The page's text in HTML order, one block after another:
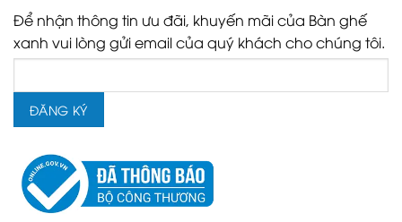
Để nhận thông tin ưu đãi, khuyến mãi của Bàn ghế
xanh vui lòng gửi email của quý khách cho chúng tôi.